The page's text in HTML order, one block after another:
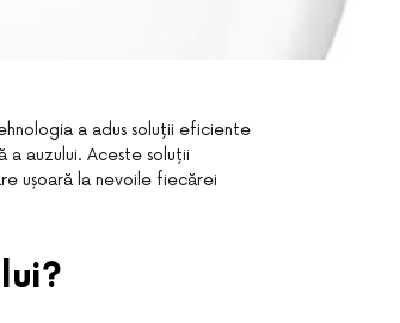
a adus soluții eficiente
auzului. Aceste soluții
ușoară la nevoile fiecărei